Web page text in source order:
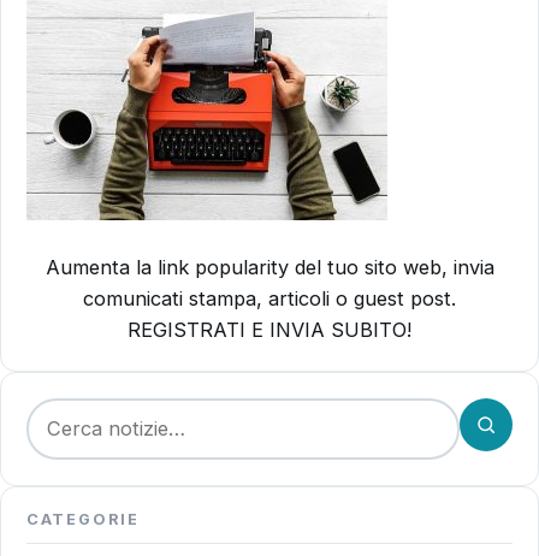
Aumenta la link popularity del tuo sito web, invia
comunicati stampa, articoli o guest post.
REGISTRATI E INVIA SUBITO!
Cerca:
CATEGORIE